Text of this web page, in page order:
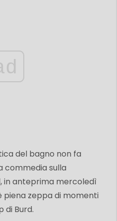
del bagno non fa
commedia sulla
in anteprima mercoledì
piena zeppa di momenti
di Burd.